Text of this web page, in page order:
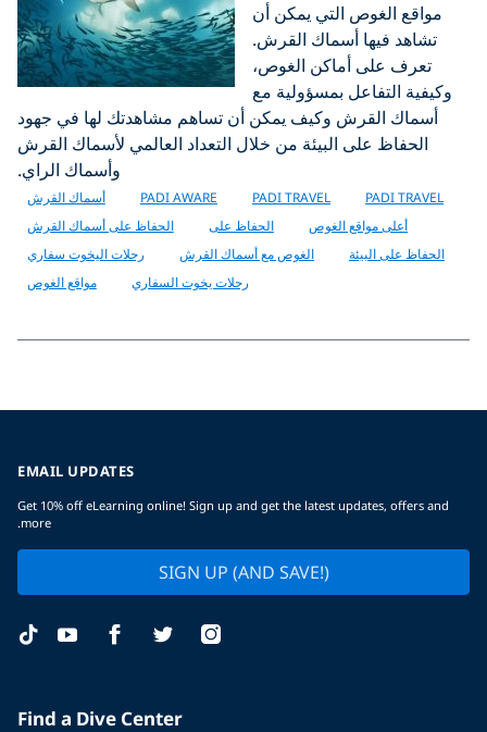
مواقع الغوص التي يمكن أن
تشاهد فيها أسماك القرش.
تعرف على أماكن الغوص،
وكيفية التفاعل بمسؤولية مع
أسماك القرش وكيف يمكن أن تساهم مشاهدتك لها في جهود
الحفاظ على البيئة من خلال التعداد العالمي لأسماك القرش
وأسماك الراي.
PADI AWARE PADI TRAVEL PADI TRAVEL
أسماك القرش
أعلى مواقع الغوص
الحفاظ على
الحفاظ على أسماك القرش
الحفاظ على البيئة
الغوص مع أسماك القرش
رحلات اليخوت سفاري
رحلات يخوت السفاري
مواقع الغوص
EMAIL UPDATES
Get 10% off eLearning online! Sign up and get the latest updates, offers and
more.
SIGN UP (AND SAVE!)
Find a Dive Center